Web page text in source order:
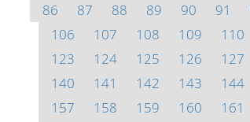
86
87 88 89 90 91
106
107 108 109 110
123
124 125 126 127
140
141 142 143 144
157
158 159 160 161